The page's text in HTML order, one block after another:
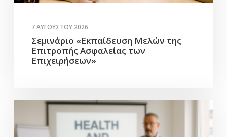
7 ΑΥΓΟΎΣΤΟΥ 2026
Σεμινάριο «Εκπαίδευση Μελών της
Επιτροπής Ασφαλείας των
Επιχειρήσεων»